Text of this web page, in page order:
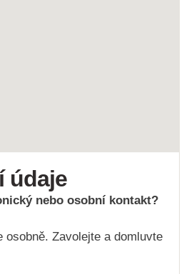
údaje
nebo osobní kontakt?
osobně. Zavolejte a domluvte